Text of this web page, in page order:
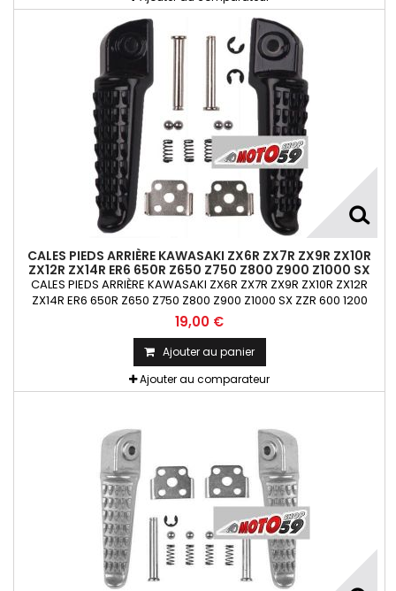
CALES PIEDS ARRIÈRE KAWASAKI ZX6R ZX7R ZX9R ZX10R
ZX12R ZX14R ER6 650R Z650 Z750 Z800 Z900 Z1000 SX
ZZR 600 1200 1400 NOIRS
CALES PIEDS ARRIÈRE KAWASAKI ZX6R ZX7R ZX9R ZX10R ZX12R
ZX14R ER6 650R Z650 Z750 Z800 Z900 Z1000 SX ZZR 600 1200
1400 NOIRS
19,00 €
Ajouter au panier
Ajouter au comparateur